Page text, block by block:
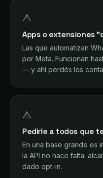
⚠️
Apps o extensiones
Las que automatizan
por Meta. Funcionan
— y ahí perdés los
⚠️
Pedirle a todos que
En una base grande es
la API no hace falta:
dado opt-in.